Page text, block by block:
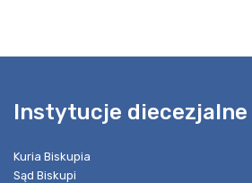
Instytucje diecezjalne
Kuria Biskupia
Sąd Biskupi